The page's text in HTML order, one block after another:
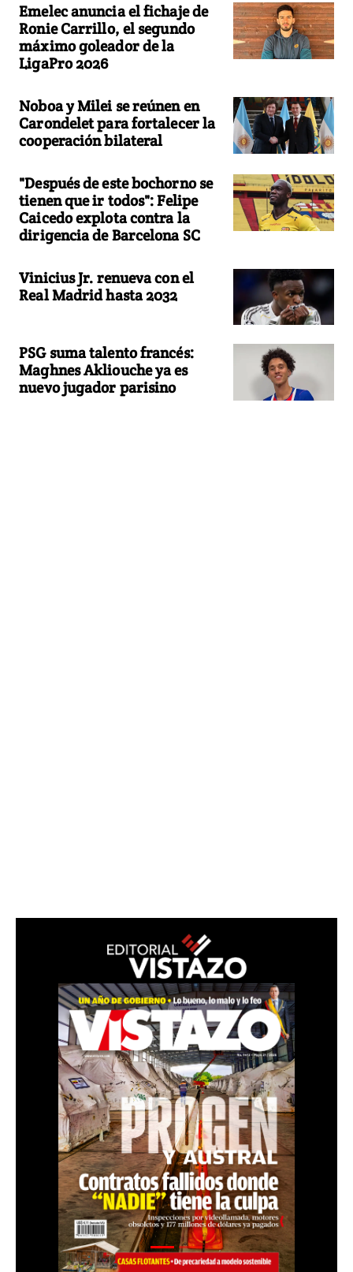
Emelec anuncia el fichaje de
Ronie Carrillo, el segundo
máximo goleador de la
LigaPro 2026
Noboa y Milei se reúnen en
Carondelet para fortalecer la
cooperación bilateral
"Después de este bochorno se
tienen que ir todos": Felipe
Caicedo explota contra la
dirigencia de Barcelona SC
Vinicius Jr. renueva con el
Real Madrid hasta 2032
PSG suma talento francés:
Maghnes Akliouche ya es
nuevo jugador parisino